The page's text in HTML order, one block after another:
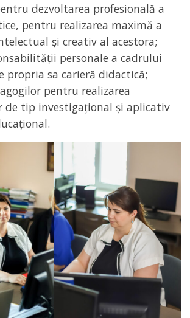
dezvoltarea profesională a
pentru realizarea maximă a
şi creativ al acestora;
personale a cadrului
propria sa carieră didactică;
pentru realizarea
de tip investigaţional şi aplicativ